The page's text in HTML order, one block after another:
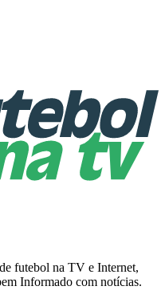
futebol na TV e Internet,
Informado com notícias.